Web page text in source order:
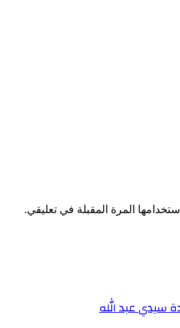
المرة المقبلة في تعليقي.
سيدي عبد الله